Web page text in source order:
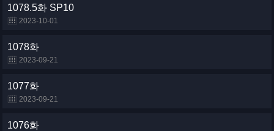
1078.5화 SP10
2023-10-01
1078화
2023-09-21
1077화
2023-09-21
1076화